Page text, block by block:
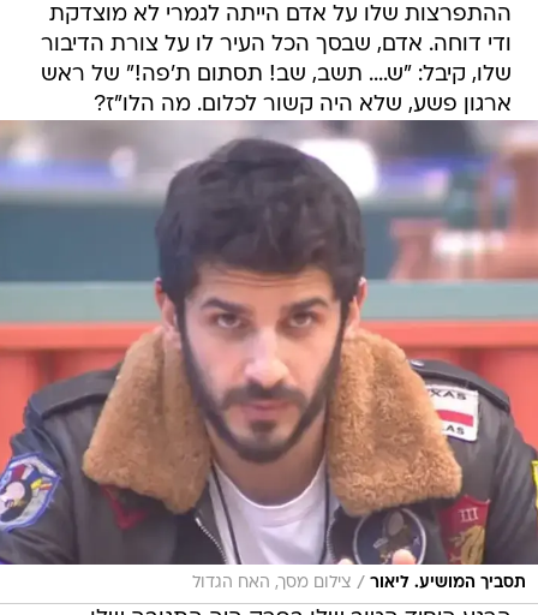
ההתפרצות שלו על אדם הייתה לגמרי לא מוצדקת
ודי דוחה. אדם, שבסך הכל העיר לו על צורת הדיבור
שלו, קיבל: "ש.... תשב, שב! תסתום ת'פה!" של ראש
ארגון פשע, שלא היה קשור לכלום. מה הלו"ז?
תסביך המושיע. ליאור / צילום מסך, האח הגדול